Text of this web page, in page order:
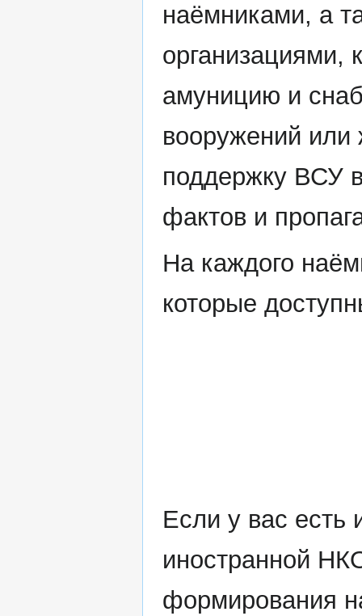
наёмниками, а
организациями,
амуницию и
вооружений
поддержку ВСУ
фактов и
На каждого
которые
Если у вас
иностранной
формирования